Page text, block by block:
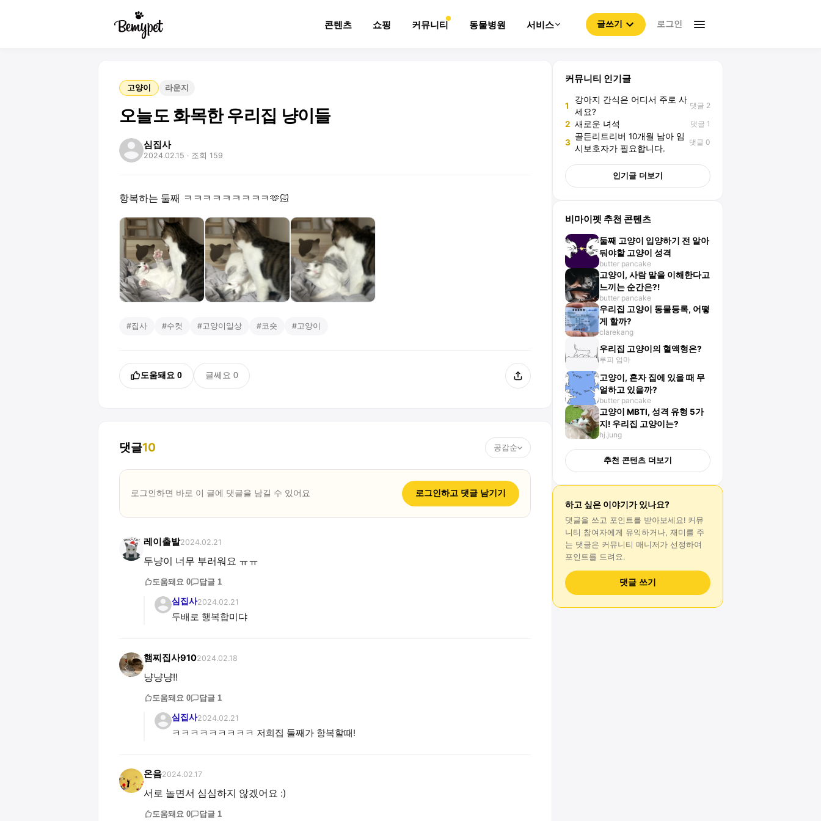
콘텐츠 쇼핑 커뮤니티 동물병원 서비스 글쓰기 로그인
고양이 라운지
오늘도 화목한 우리집 냥이들
심집사
2024.02.15 · 조회 159
항복하는 둘째 ㅋㅋㅋㅋㅋㅋㅋㅋㅋ🫶🏻
#집사 #수컷 #고양이일상 #코숏 #고양이
도움돼요 0 글쎄요 0
댓글10 공감순
로그인하면 바로 이 글에 댓글을 남길 수 있어요 로그인하고 댓글 남기기
레이출발2024.02.21
두냥이 너무 부러워요 ㅠㅠ
도움돼요 0 답글 1
심집사2024.02.21
두배로 행복합미댜
햄찌집사9102024.02.18
냥냥냥!!
도움돼요 0 답글 1
심집사2024.02.21
ㅋㅋㅋㅋㅋㅋㅋㅋㅋ 저희집 둘째가 항복할때!
온음2024.02.17
서로 놀면서 심심하지 않겠어요 :)
도움돼요 0 답글 1
커뮤니티 인기글
1
강아지 간식은 어디서 주로 사
세요?
댓글 2
2 새로운 녀석 댓글 1
3
골든리트리버 10개월 남아 임
시보호자가 필요합니다.
댓글 0
인기글 더보기
비마이펫 추천 콘텐츠
둘째 고양이 입양하기 전 알아
둬야할 고양이 성격
butter pancake
고양이, 사람 말을 이해한다고
느끼는 순간은?!
butter pancake
우리집 고양이 동물등록, 어떻
게 할까?
clarekang
우리집 고양이의 혈액형은?
루피 엄마
고양이, 혼자 집에 있을 때 무
얼하고 있을까?
butter pancake
고양이 MBTI, 성격 유형 5가
지! 우리집 고양이는?
hj.jung
추천 콘텐츠 더보기
하고 싶은 이야기가 있나요?
댓글을 쓰고 포인트를 받아보세요! 커뮤
니티 참여자에게 유익하거나, 재미를 주
는 댓글은 커뮤니티 매니저가 선정하여
포인트를 드려요.
댓글 쓰기